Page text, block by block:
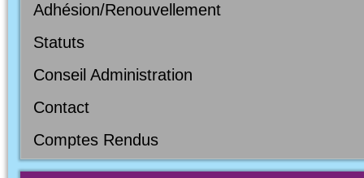
Adhésion/Renouvellement
Statuts
Conseil Administration
Contact
Comptes Rendus